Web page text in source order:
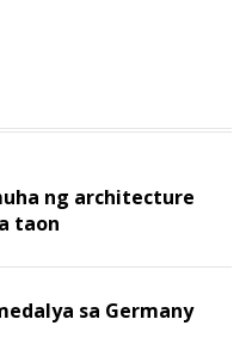
ng architecture
taon
sa Germany